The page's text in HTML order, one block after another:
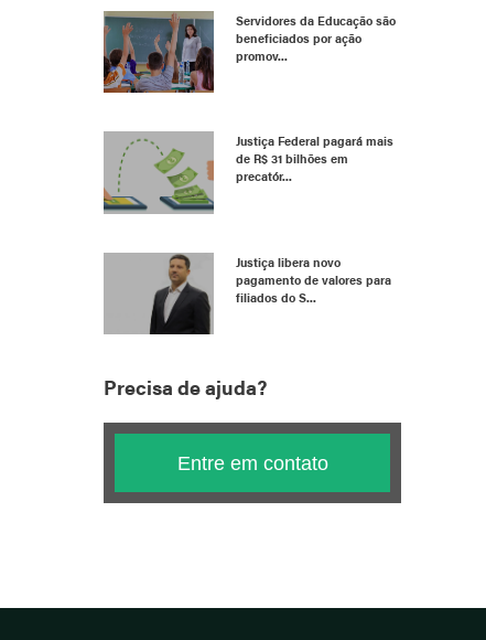
Servidores da Educação são
beneficiados por ação
promov...
Justiça Federal pagará mais
de R$ 31 bilhões em
precatór...
Justiça libera novo
pagamento de valores para
filiados do S...
Precisa de ajuda?
Entre em contato